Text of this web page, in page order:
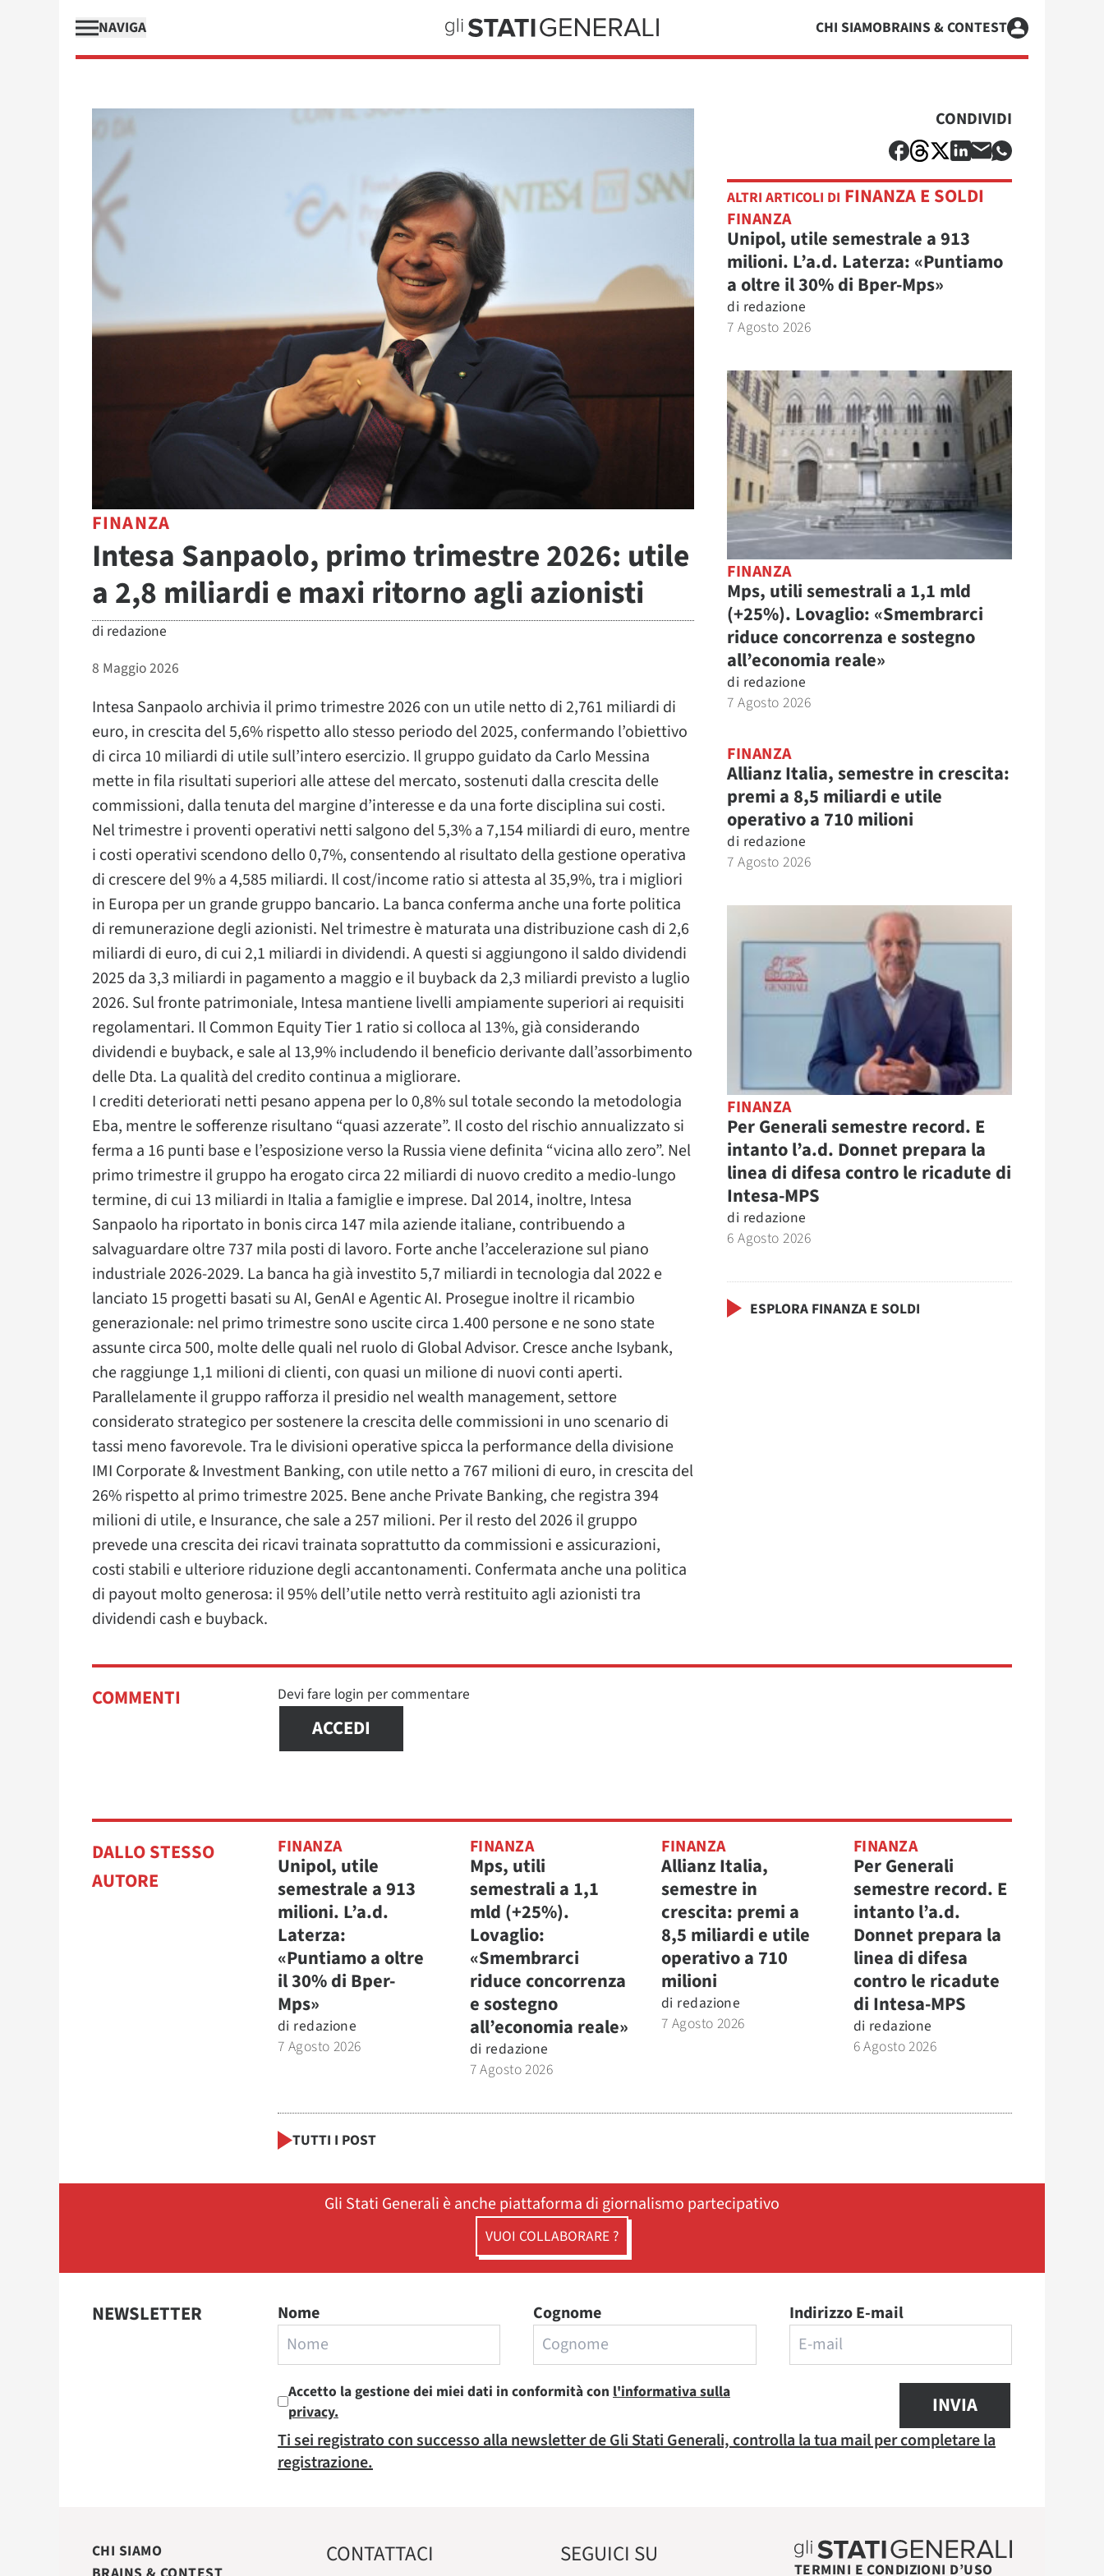
NAVIGA CHI SIAMOBRAINS & CONTEST
FINANZA
Intesa Sanpaolo, primo trimestre 2026: utile
a 2,8 miliardi e maxi ritorno agli azionisti
di redazione
8 Maggio 2026
Intesa Sanpaolo archivia il primo trimestre 2026 con un utile netto di 2,761 miliardi di
euro, in crescita del 5,6% rispetto allo stesso periodo del 2025, confermando l’obiettivo
di circa 10 miliardi di utile sull’intero esercizio. Il gruppo guidato da Carlo Messina
mette in fila risultati superiori alle attese del mercato, sostenuti dalla crescita delle
commissioni, dalla tenuta del margine d’interesse e da una forte disciplina sui costi.
Nel trimestre i proventi operativi netti salgono del 5,3% a 7,154 miliardi di euro, mentre
i costi operativi scendono dello 0,7%, consentendo al risultato della gestione operativa
di crescere del 9% a 4,585 miliardi. Il cost/income ratio si attesta al 35,9%, tra i migliori
in Europa per un grande gruppo bancario. La banca conferma anche una forte politica
di remunerazione degli azionisti. Nel trimestre è maturata una distribuzione cash di 2,6
miliardi di euro, di cui 2,1 miliardi in dividendi. A questi si aggiungono il saldo dividendi
2025 da 3,3 miliardi in pagamento a maggio e il buyback da 2,3 miliardi previsto a luglio
2026. Sul fronte patrimoniale, Intesa mantiene livelli ampiamente superiori ai requisiti
regolamentari. Il Common Equity Tier 1 ratio si colloca al 13%, già considerando
dividendi e buyback, e sale al 13,9% includendo il beneficio derivante dall’assorbimento
delle Dta. La qualità del credito continua a migliorare.
I crediti deteriorati netti pesano appena per lo 0,8% sul totale secondo la metodologia
Eba, mentre le sofferenze risultano “quasi azzerate”. Il costo del rischio annualizzato si
ferma a 16 punti base e l’esposizione verso la Russia viene definita “vicina allo zero”. Nel
primo trimestre il gruppo ha erogato circa 22 miliardi di nuovo credito a medio-lungo
termine, di cui 13 miliardi in Italia a famiglie e imprese. Dal 2014, inoltre, Intesa
Sanpaolo ha riportato in bonis circa 147 mila aziende italiane, contribuendo a
salvaguardare oltre 737 mila posti di lavoro. Forte anche l’accelerazione sul piano
industriale 2026-2029. La banca ha già investito 5,7 miliardi in tecnologia dal 2022 e
lanciato 15 progetti basati su AI, GenAI e Agentic AI. Prosegue inoltre il ricambio
generazionale: nel primo trimestre sono uscite circa 1.400 persone e ne sono state
assunte circa 500, molte delle quali nel ruolo di Global Advisor. Cresce anche Isybank,
che raggiunge 1,1 milioni di clienti, con quasi un milione di nuovi conti aperti.
Parallelamente il gruppo rafforza il presidio nel wealth management, settore
considerato strategico per sostenere la crescita delle commissioni in uno scenario di
tassi meno favorevole. Tra le divisioni operative spicca la performance della divisione
IMI Corporate & Investment Banking, con utile netto a 767 milioni di euro, in crescita del
26% rispetto al primo trimestre 2025. Bene anche Private Banking, che registra 394
milioni di utile, e Insurance, che sale a 257 milioni. Per il resto del 2026 il gruppo
prevede una crescita dei ricavi trainata soprattutto da commissioni e assicurazioni,
costi stabili e ulteriore riduzione degli accantonamenti. Confermata anche una politica
di payout molto generosa: il 95% dell’utile netto verrà restituito agli azionisti tra
dividendi cash e buyback.
CONDIVIDI
ALTRI ARTICOLI DI FINANZA E SOLDI
FINANZA
Unipol, utile semestrale a 913
milioni. L’a.d. Laterza: «Puntiamo
a oltre il 30% di Bper-Mps»
di redazione
7 Agosto 2026
FINANZA
Mps, utili semestrali a 1,1 mld
(+25%). Lovaglio: «Smembrarci
riduce concorrenza e sostegno
all’economia reale»
di redazione
7 Agosto 2026
FINANZA
Allianz Italia, semestre in crescita:
premi a 8,5 miliardi e utile
operativo a 710 milioni
di redazione
7 Agosto 2026
FINANZA
Per Generali semestre record. E
intanto l’a.d. Donnet prepara la
linea di difesa contro le ricadute di
Intesa-MPS
di redazione
6 Agosto 2026
ESPLORA FINANZA E SOLDI
COMMENTI Devi fare login per commentare
ACCEDI
DALLO STESSO
AUTORE
FINANZA
Unipol, utile
semestrale a 913
milioni. L’a.d.
Laterza:
«Puntiamo a oltre
il 30% di Bper-
Mps»
di redazione
7 Agosto 2026
FINANZA
Mps, utili
semestrali a 1,1
mld (+25%).
Lovaglio:
«Smembrarci
riduce concorrenza
e sostegno
all’economia reale»
di redazione
7 Agosto 2026
FINANZA
Allianz Italia,
semestre in
crescita: premi a
8,5 miliardi e utile
operativo a 710
milioni
di redazione
7 Agosto 2026
FINANZA
Per Generali
semestre record. E
intanto l’a.d.
Donnet prepara la
linea di difesa
contro le ricadute
di Intesa-MPS
di redazione
6 Agosto 2026
TUTTI I POST
Gli Stati Generali è anche piattaforma di giornalismo partecipativo
VUOI COLLABORARE ?
NEWSLETTER Nome Cognome Indirizzo E-mail
Accetto la gestione dei miei dati in conformità con l'informativa sulla
privacy.
INVIA
Ti sei registrato con successo alla newsletter de Gli Stati Generali, controlla la tua mail per completare la
registrazione.
CHI SIAMO
CONTATTACI SEGUICI SU
TERMINI E CONDIZIONI D’USO